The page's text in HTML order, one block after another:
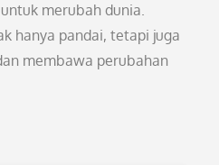
merubah dunia.
hanya pandai, tetapi juga
membawa perubahan